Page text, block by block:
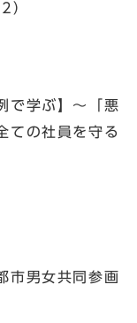
）
で学ぶ】～「悪
ての社員を守る
市男女共同参画